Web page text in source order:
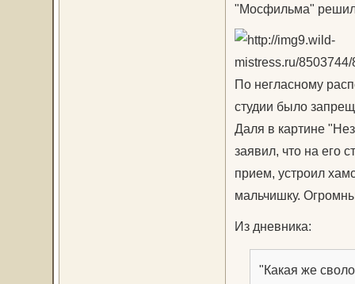
"Мосфильма"
По негласному
студии было
Даля в картине
заявил, что на его
прием, устроил
мальчишку.
Из дневника:
"Какая же